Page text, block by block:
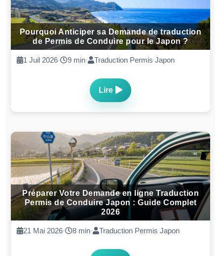
Pourquoi Anticiper sa Demande de traduction
de Permis de Conduire pour le Japon ?
1 Juil 2026· 9 min· Traduction Permis Japon
Lire
Préparer Votre Demande en ligne Traduction
Permis de Conduire Japon : Guide Complet
2026
21 Mai 2026· 8 min· Traduction Permis Japon